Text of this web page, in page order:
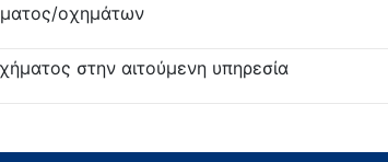
οχημάτων
στην αιτούμενη υπηρεσία